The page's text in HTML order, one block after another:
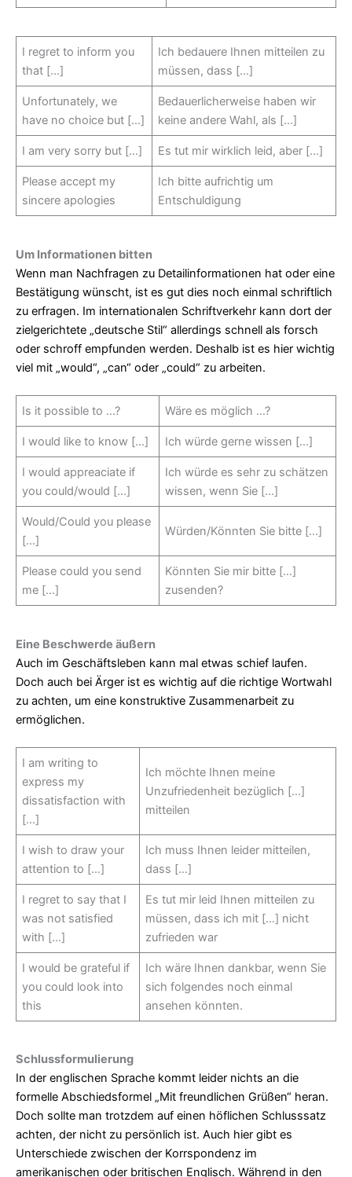
I regret to inform you
that […]
Ich bedauere Ihnen mitteilen zu
müssen, dass […]
Unfortunately, we
have no choice but […]
Bedauerlicherweise haben wir
keine andere Wahl, als […]
I am very sorry but […] Es tut mir wirklich leid, aber […]
Please accept my
sincere apologies
Ich bitte aufrichtig um
Entschuldigung
Um Informationen bitten
Wenn man Nachfragen zu Detailinformationen hat oder eine
Bestätigung wünscht, ist es gut dies noch einmal schriftlich
zu erfragen. Im internationalen Schriftverkehr kann dort der
zielgerichtete „deutsche Stil“ allerdings schnell als forsch
oder schroff empfunden werden. Deshalb ist es hier wichtig
viel mit „would“, „can“ oder „could“ zu arbeiten.
Is it possible to …? Wäre es möglich …?
I would like to know […] Ich würde gerne wissen […]
I would appreaciate if
you could/would […]
Ich würde es sehr zu schätzen
wissen, wenn Sie […]
Would/Could you please
[…]
Würden/Könnten Sie bitte […]
Please could you send
me […]
Könnten Sie mir bitte […]
zusenden?
Eine Beschwerde äußern
Auch im Geschäftsleben kann mal etwas schief laufen.
Doch auch bei Ärger ist es wichtig auf die richtige Wortwahl
zu achten, um eine konstruktive Zusammenarbeit zu
ermöglichen.
I am writing to
express my
dissatisfaction with
[…]
Ich möchte Ihnen meine
Unzufriedenheit bezüglich […]
mitteilen
I wish to draw your
attention to […]
Ich muss Ihnen leider mitteilen,
dass […]
I regret to say that I
was not satisfied
with […]
Es tut mir leid Ihnen mitteilen zu
müssen, dass ich mit […] nicht
zufrieden war
I would be grateful if
you could look into
this
Ich wäre Ihnen dankbar, wenn Sie
sich folgendes noch einmal
ansehen könnten.
Schlussformulierung
In der englischen Sprache kommt leider nichts an die
formelle Abschiedsformel „Mit freundlichen Grüßen“ heran.
Doch sollte man trotzdem auf einen höflichen Schlusssatz
achten, der nicht zu persönlich ist. Auch hier gibt es
Unterschiede zwischen der Korrspondenz im
amerikanischen oder britischen Englisch. Während in den